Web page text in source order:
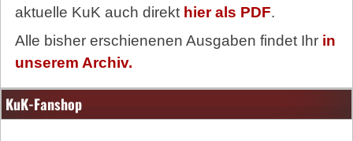
aktuelle KuK auch direkt hier als PDF.
Alle bisher erschienenen Ausgaben findet Ihr in
unserem Archiv.
KuK-Fanshop